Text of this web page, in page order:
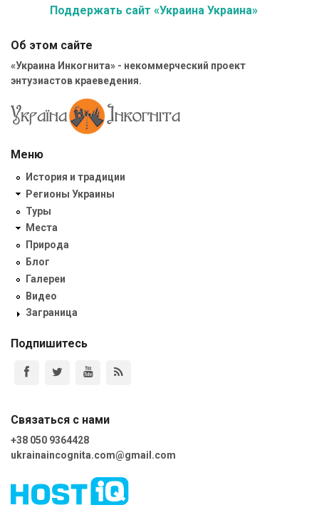
Поддержать сайт «Украина Украина»
Об этом сайте
«Украина Инкогнита» - некоммерческий проект
энтузиастов краеведения.
Меню
История и традиции
Регионы Украины
Туры
Места
Природа
Блог
Галереи
Видео
Заграница
Подпишитесь
Связаться с нами
+38 050 9364428
ukrainaincognita.com@gmail.com